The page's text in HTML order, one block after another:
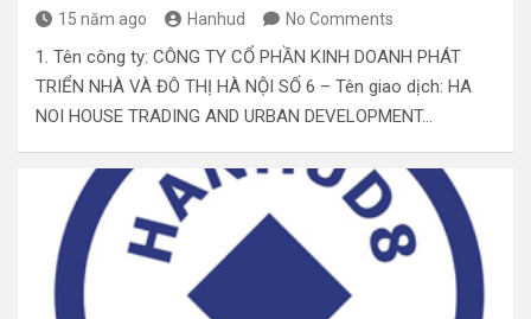
15 năm ago Hanhud No Comments
1. Tên công ty: CÔNG TY CỔ PHẦN KINH DOANH PHÁT
TRIỂN NHÀ VÀ ĐÔ THỊ HÀ NỘI SỐ 6 – Tên giao dịch: HA
NOI HOUSE TRADING AND URBAN DEVELOPMENT…